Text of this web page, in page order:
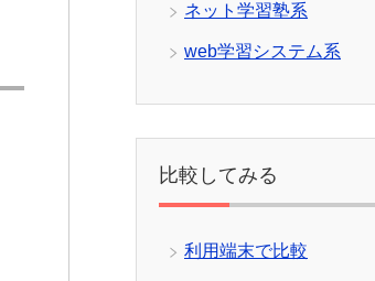
ネット学習塾系
web学習システム系
比較してみる
利用端末で比較